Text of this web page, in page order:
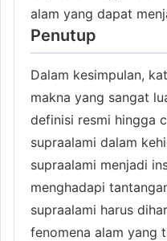
alam yang dapat
Penutup
Dalam kesimpulan,
makna yang sangat
definisi resmi hingga
supraalami dalam
supraalami menjadi
menghadapi
supraalami harus
fenomena alam yang